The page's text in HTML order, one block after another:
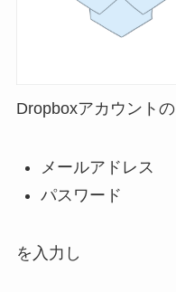
Dropboxアカウントの
メールアドレス
パスワード
を入力し